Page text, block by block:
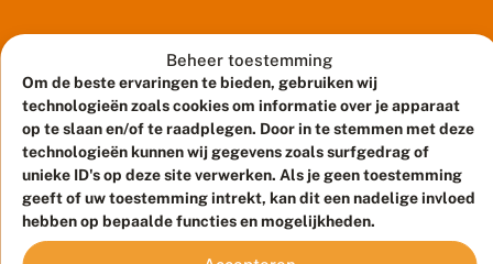
Beheer toestemming
Om de beste ervaringen te bieden, gebruiken wij
technologieën zoals cookies om informatie over je apparaat
op te slaan en/of te raadplegen. Door in te stemmen met deze
technologieën kunnen wij gegevens zoals surfgedrag of
unieke ID's op deze site verwerken. Als je geen toestemming
geeft of uw toestemming intrekt, kan dit een nadelige invloed
hebben op bepaalde functies en mogelijkheden.
li
b
e
l
v
li
e
g
kunnen
ver
van
hun
geboortestreek
aangetroffen
worden.
Maar
dat
Meld waarnemingen
© 2026 Vlinderstichting